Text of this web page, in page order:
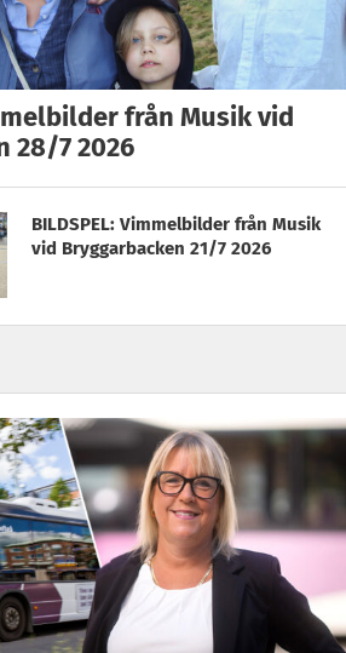
från Musik vid
28/7 2026
BILDSPEL: Vimmelbilder från Musik
vid Bryggarbacken 21/7 2026